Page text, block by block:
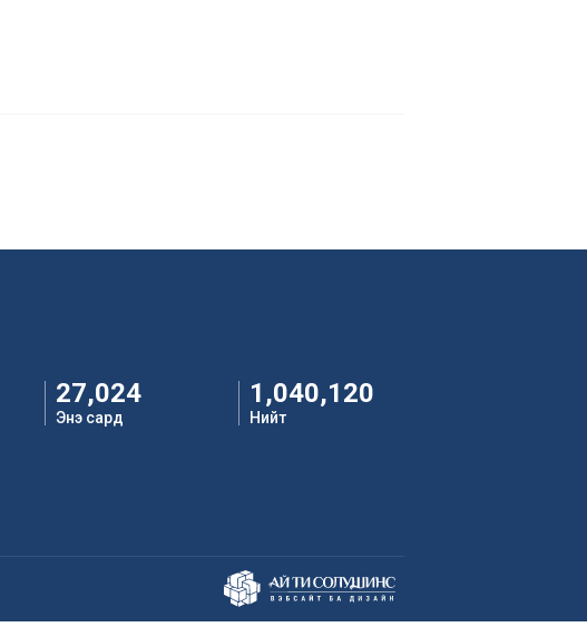
27,024
Энэ сард
1,040,120
Нийт